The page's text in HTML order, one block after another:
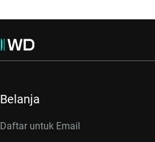
Belanja
Daftar untuk Email